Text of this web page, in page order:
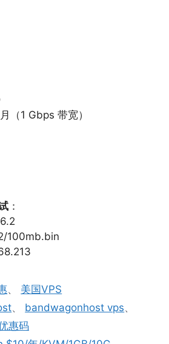
（1 Gbps 带宽）
：
100mb.bin
、 美国VPS
、 bandwagonhost vps、
惠码